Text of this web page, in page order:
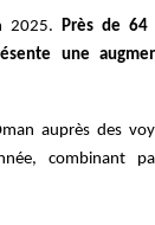
2025. Près de 64
une
auprès des
combinant